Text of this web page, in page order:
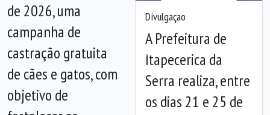
Divulgaçao
A Prefeitura de
Itapecerica da
Serra realiza, entre
os dias 21 e 25 de
Anterior
de 2026, uma
campanha de
castração gratuita
de cães e gatos, com
objetivo de